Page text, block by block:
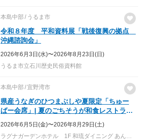
本島中部 うるま市
令和８年度 平和資料展「戦後復興の拠点
沖縄諮詢会」
2026年6月3日(水)〜2026年8月23日(日)
うるま市立石川歴史民俗資料館
本島中部 宜野湾市
県産うなぎのひつまぶしや夏限定「ちゅー
ばー会席」| 夏のごちそうが和食レストラン
2026年6月5日(金)〜2026年8月29日(土)
ラグナガーデンホテル 1F 和琉ダイニング あんのん